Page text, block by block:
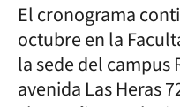
El cronograma
octubre en la
la sede del campus
avenida Las Heras